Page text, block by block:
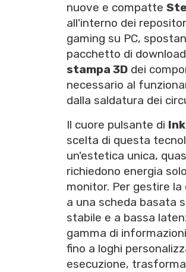
nuove e compatte
all'interno dei
gaming su PC,
pacchetto di
stampa 3D dei
necessario al
dalla saldatura dei
Il cuore pulsante di
scelta di questa
un'estetica unica,
richiedono energia
monitor. Per gestire
a una scheda basata
stabile e a bassa
gamma di
fino a loghi
esecuzione,